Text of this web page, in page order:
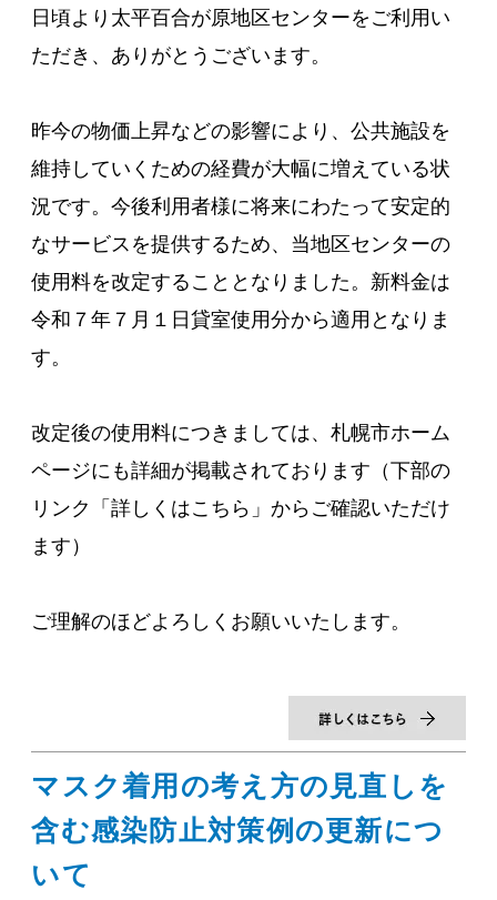
日頃より太平百合が原地区センターをご利用い
ただき、ありがとうございます。
昨今の物価上昇などの影響により、公共施設を
維持していくための経費が大幅に増えている状
況です。今後利用者様に将来にわたって安定的
なサービスを提供するため、当地区センターの
使用料を改定することとなりました。新料金は
令和７年７月１日貸室使用分から適用となりま
す。
改定後の使用料につきましては、札幌市ホーム
ページにも詳細が掲載されております（下部の
リンク「詳しくはこちら」からご確認いただけ
ます）
ご理解のほどよろしくお願いいたします。
マスク着用の考え方の見直しを
含む感染防止対策例の更新につ
いて